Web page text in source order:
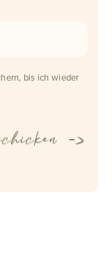
bis ich wieder